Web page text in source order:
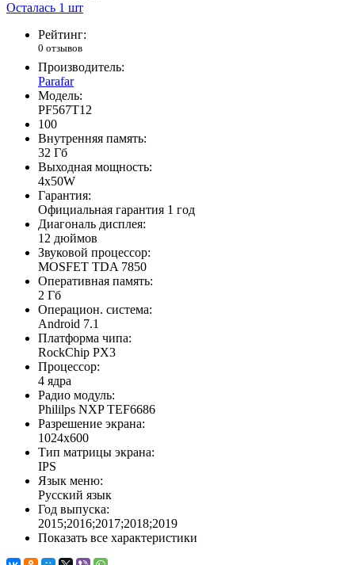
Осталась 1 шт
Рейтинг:
0 отзывов
Производитель:
Parafar
Модель:
PF567T12
100
Внутренняя память:
32 Гб
Выходная мощность:
4x50W
Гарантия:
Официальная гарантия 1 год
Диагональ дисплея:
12 дюймов
Звуковой процессор:
MOSFET TDA 7850
Оперативная память:
2 Гб
Операцион. система:
Android 7.1
Платформа чипа:
RockChip PX3
Процессор:
4 ядра
Радио модуль:
Phililps NXP TEF6686
Разрешение экрана:
1024x600
Тип матрицы экрана:
IPS
Язык меню:
Русский язык
Год выпуска:
2015;2016;2017;2018;2019
Показать все характеристики